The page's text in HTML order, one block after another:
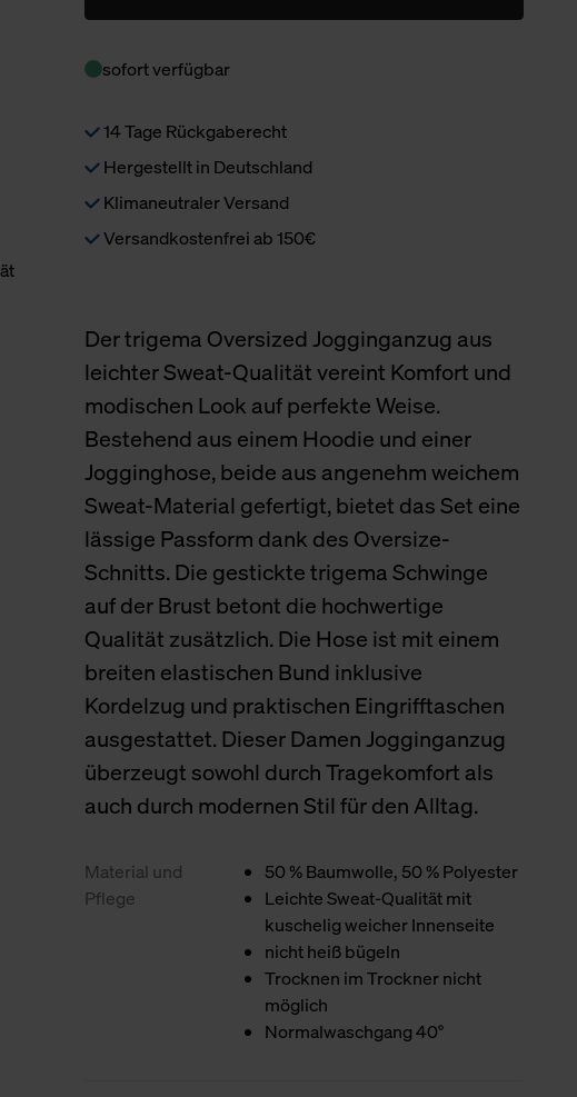
sofort verfügbar
14 Tage Rückgaberecht
Hergestellt in Deutschland
Klimaneutraler Versand
Versandkostenfrei ab 150€
Der trigema Oversized Jogginganzug aus
leichter Sweat-Qualität vereint Komfort und
modischen Look auf perfekte Weise.
Bestehend aus einem Hoodie und einer
Jogginghose, beide aus angenehm weichem
Sweat-Material gefertigt, bietet das Set eine
lässige Passform dank des Oversize-
Schnitts. Die gestickte trigema Schwinge
auf der Brust betont die hochwertige
Qualität zusätzlich. Die Hose ist mit einem
breiten elastischen Bund inklusive
Kordelzug und praktischen Eingrifftaschen
ausgestattet. Dieser Damen Jogginganzug
überzeugt sowohl durch Tragekomfort als
auch durch modernen Stil für den Alltag.
Material und
Pflege
50 % Baumwolle, 50 % Polyester
Leichte Sweat-Qualität mit
kuschelig weicher Innenseite
nicht heiß bügeln
Trocknen im Trockner nicht
möglich
Normalwaschgang 40°